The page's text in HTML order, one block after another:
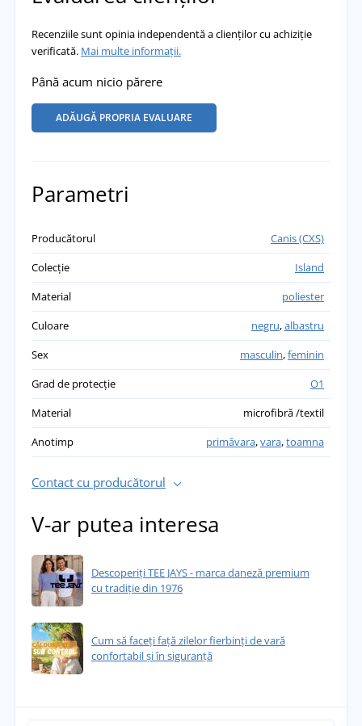
Recenziile sunt opinia independentă a clienților cu achiziție
verificată. Mai multe informații.
Până acum nicio părere
ADĂUGĂ PROPRIA EVALUARE
Parametri
Producătorul
Canis (CXS)
Colecție
Island
Material
poliester
Culoare
negru,albastru
Sex
masculin,feminin
Grad de protecție
O1
Material
microfibră /textil
Anotimp
primăvara,vara,toamna
Contact cu producătorul
V-ar putea interesa
Descoperiți TEE JAYS - marca daneză premium
cu tradiție din 1976
Cum să faceți față zilelor fierbinți de vară
confortabil și în siguranță